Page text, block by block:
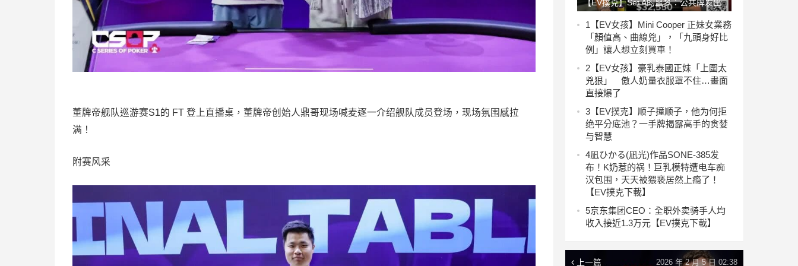
董牌帝舰队巡游赛S1的 FT 登上直播桌，董牌帝创始人鼎哥现场喊麦逐一介绍舰队成员登场，现场氛围感拉
满！
附赛风采
【EV撲克】Set A的噩梦：公共牌发出
了三张同花
1 【EV女孩】Mini Cooper 正妹女業務
「顏值高、曲線兇」，「九頭身好比
例」讓人想立刻買車！
2 【EV女孩】豪乳泰國正妹「上圍太
兇狠」 傲人奶量衣服罩不住…畫面
直接爆了
3 【EV撲克】顺子撞顺子，他为何拒
绝平分底池？一手牌揭露高手的贪婪
与智慧
4凪ひかる(凪光)作品SONE-385发
布！K奶惹的祸！巨乳模特遭电车痴
汉包围，天天被猥亵居然上瘾了！
【EV撲克下載】
5京东集团CEO：全职外卖骑手人均
收入接近1.3万元【EV撲克下載】
上一篇 2026 年 2 月 5 日 02:38